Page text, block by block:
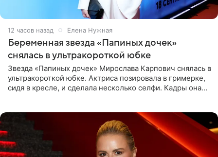
12 часов назад Елена Нужная
Беременная звезда «Папиных дочек»
снялась в ультракороткой юбке
Звезда «Папиных дочек» Мирослава Карпович снялась в
ультракороткой юбке. Актриса позировала в гримерке,
сидя в кресле, и сделала несколько селфи. Кадры она